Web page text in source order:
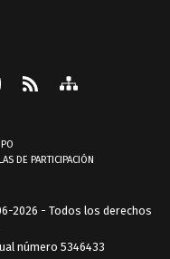
DE PARTICIPACIÓN
2026 - Todos los derechos
número 5346433